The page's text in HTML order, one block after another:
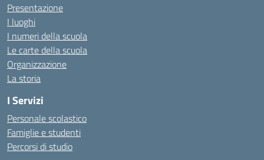
Presentazione
I luoghi
I numeri della scuola
Le carte della scuola
Organizzazione
La storia
I Servizi
Personale scolastico
Famiglie e studenti
Percorsi di studio